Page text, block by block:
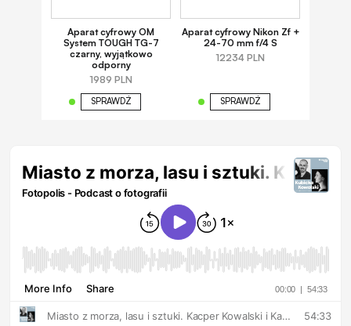
Aparat cyfrowy OM
System TOUGH TG-7
czarny, wyjątkowo
odporny
1989 PLN
SPRAWDŹ
Aparat cyfrowy Nikon Zf +
24-70 mm f/4 S
12234 PLN
SPRAWDŹ